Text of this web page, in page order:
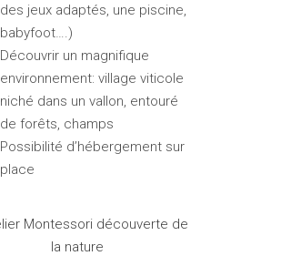
des jeux adaptés, une piscine,
babyfoot….)
Découvrir un magnifique
environnement: village viticole
niché dans un vallon, entouré
de forêts, champs
Possibilité d’hébergement sur
place